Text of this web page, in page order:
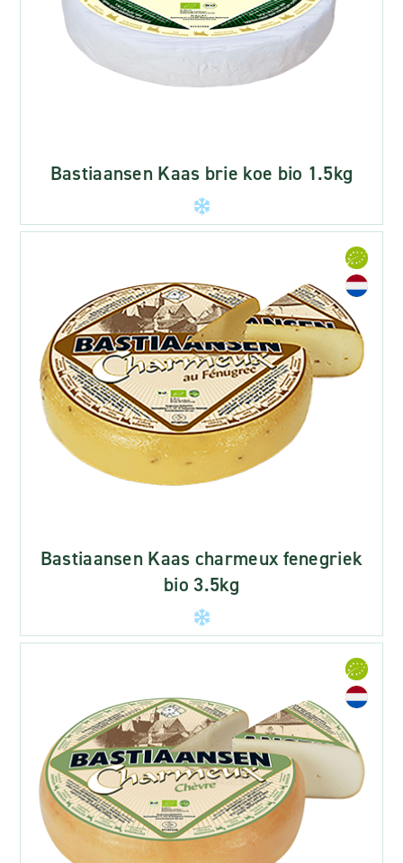
Bastiaansen Kaas brie koe bio 1.5kg
Bastiaansen Kaas charmeux fenegriek
bio 3.5kg